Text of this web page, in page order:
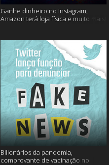
Ganhe dinheiro no Instagram,
Amazon terá loja física e muito mais!
Bilionários da pandemia,
comprovante de vacinação no